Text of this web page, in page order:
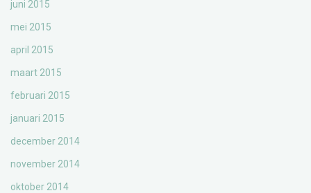
juni 2015
mei 2015
april 2015
maart 2015
februari 2015
januari 2015
december 2014
november 2014
oktober 2014